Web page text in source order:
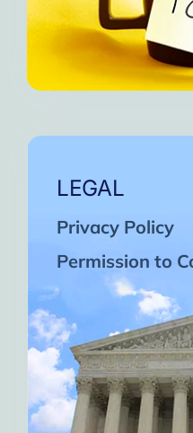
LEGAL
Privacy Policy
Permission to